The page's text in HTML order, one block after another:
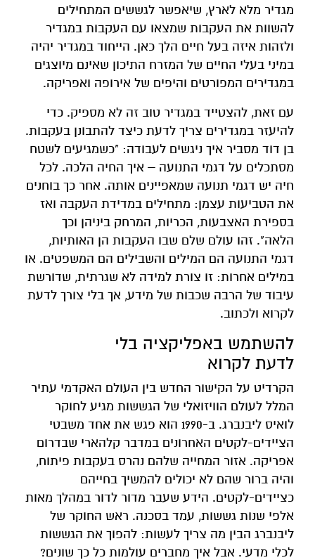
מגדיר מלא לארץ, שיאפשר לגששים המתחילים
להשוות את העקבות שמצאו עם העקבות במגדיר
ולזהות איזה בעל חיים הלך כאן. הייחוד במגדיר יהיה
במיני בעלי החיים של המזרח התיכון שאינם מיוצגים
במגדירים המפורטים והיפים של אירופה ואפריקה.
עם זאת, להצטייד במגדיר טוב זה לא מספיק. כדי
להיעזר במגדירים צריך לדעת כיצד להתבונן בעקבות.
בן דוד מסביר איך ניגשים לעבודה: "כשמגיעים לשטח
מסתכלים על דגמי התנועה – איך החיה הלכה. לכל
חיה יש דגמי תנועה שמאפיינים אותה. אחר כך בוחנים
את הטביעות עצמן: מתחילים במדידת העקבה ואז
בספירת האצבעות, הכריות, המרחק ביניהן וכך
הלאה". זהו עולם שלם שבו העקבות הן האותיות,
דגמי התנועה הם המילים והשבילים הם המשפטים. או
במילים אחרות: זו צורת למידה לא שגרתית, שדורשת
עיבוד של הרבה שכבות של מידע, אך בלי צורך לדעת
לקרוא ולכתוב.
להשתמש באפליקציה בלי
לדעת לקרוא
הקרדיט על הקישור החדש בין העולם האקדמי עתיר
המלל לעולם הוויזואלי של הגששות מגיע לחוקר
לואיס ליבנברג. ב-1990 הוא פגש את אחד משבטי
הציידים-לקטים האחרונים במדבר קלהארי שבדרום
אפריקה. אזור המחייה שלהם נהרס בעקבות פיתוח,
והיה ברור שהם לא יכולים להמשיך בחייהם
כציידים-לקטים. הידע שעבר מדור לדור במהלך מאות
אלפי שנות גששות, עמד בסכנה. ראש החוקר של
ליבנברג הבין מה צריך לעשות: להפוך את הגששות
לכלי מדעי. אבל איך מחברים עולמות כל כך שונים?